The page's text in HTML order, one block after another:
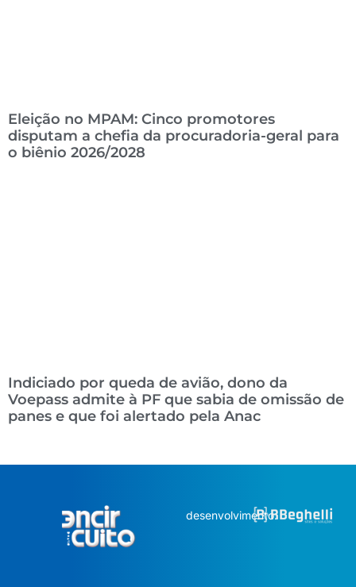
Eleição no MPAM: Cinco promotores
disputam a chefia da procuradoria-geral para
o biênio 2026/2028
Indiciado por queda de avião, dono da
Voepass admite à PF que sabia de omissão de
panes e que foi alertado pela Anac
desenvolvimento: